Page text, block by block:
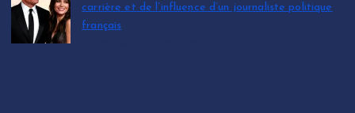
carrière et de l’influence d’un journaliste politique
français